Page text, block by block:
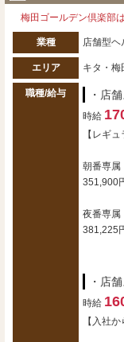
梅田ゴールデン倶楽部
業種 店舗型ヘ
エリア キタ・梅
職種/給与 ・店
時給
【レギ
朝番専
351,900
夜番専
381,225
・店
時給
【入社